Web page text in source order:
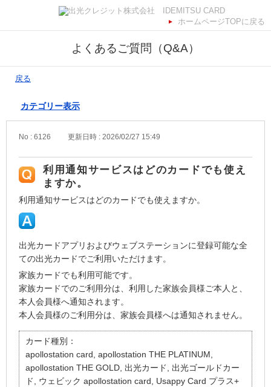
ホームページTOPに戻る
よくあるご質問（Q&A）
戻る
カテゴリー表示
No : 6126 更新日時 : 2026/02/27 15:49
利用通知サービスはどのカードでも使え
ますか。
利用通知サービスはどのカードでも使えますか。
出光カードアプリおよびウェブステーションに登録可能な全
ての出光カードでご利用いただけます。
家族カードでも利用可能です。
家族カードでのご利用分は、利用した家族会員様ご本人と、
本人会員様へ通知されます。
本人会員様のご利用分は、家族会員様へは通知されません。
カード種別：
apollostation card, apollostation THE PLATINUM,
apollostation THE GOLD, 出光カード, 出光ゴールドカー
ド, ウェビック apollostation card, Usappy Card プラス+